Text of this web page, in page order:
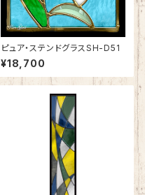
ピュア・ステンドグラスSH-D51
¥18,700